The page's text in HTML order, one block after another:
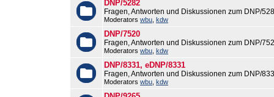
DNP/5282
Fragen, Antworten und Diskussionen zum DNP/
Moderators wbu kdw
DNP/7520
Fragen, Antworten und Diskussionen zum DNP/
Moderators wbu kdw
DNP/8331, eDNP/8331
Fragen, Antworten und Diskussionen zum DNP/
Moderators wbu kdw